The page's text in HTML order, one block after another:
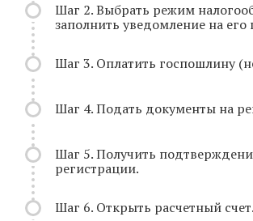
Шаг 2. Выбрать режим
заполнить уведомление на
Шаг 3. Оплатить госпошлину
Шаг 4. Подать документы на
Шаг 5. Получить
регистрации.
Шаг 6. Открыть расчетный счет.